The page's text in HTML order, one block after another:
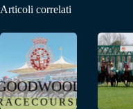
Articoli correlati